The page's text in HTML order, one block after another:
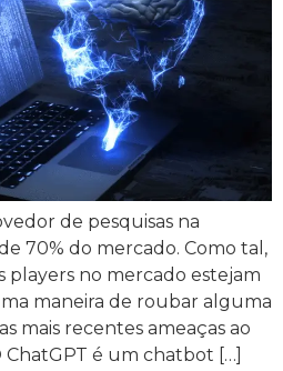
de pesquisas na
70% do mercado. Como tal,
no mercado estejam
maneira de roubar alguma
mais recentes ameaças ao
ChatGPT é um chatbot […]